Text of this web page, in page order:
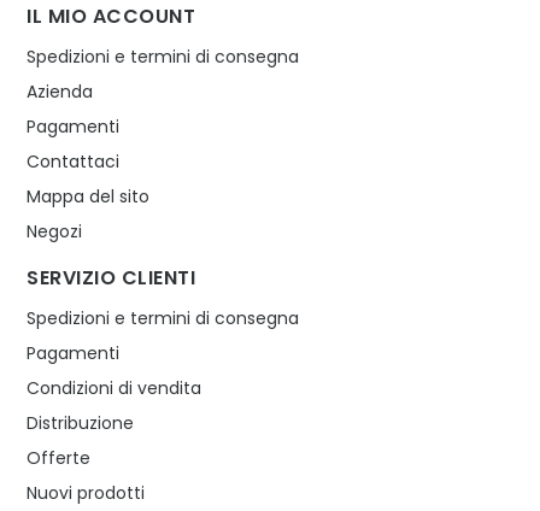
IL MIO ACCOUNT
Spedizioni e termini di consegna
Azienda
Pagamenti
Contattaci
Mappa del sito
Negozi
SERVIZIO CLIENTI
Spedizioni e termini di consegna
Pagamenti
Condizioni di vendita
Distribuzione
Offerte
Nuovi prodotti